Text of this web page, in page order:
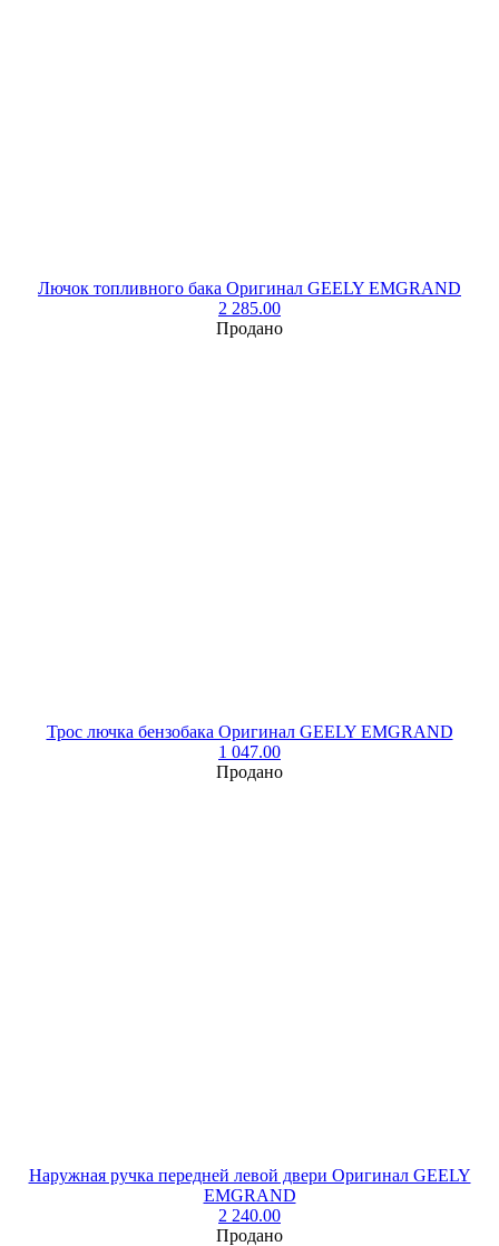
Лючок топливного бака Оригинал GEELY EMGRAND
2 285.00
Продано
Трос лючка бензобака Оригинал GEELY EMGRAND
1 047.00
Продано
Наружная ручка передней левой двери Оригинал GEELY
EMGRAND
2 240.00
Продано